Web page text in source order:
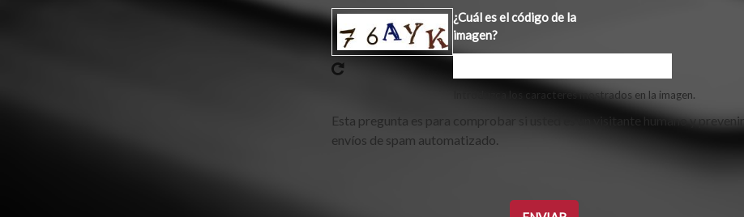
¿Cuál es el código de la
imagen?
Introduzca los caracteres mostrados en la imagen.
Esta pregunta es para comprobar si usted es un visitante humano y
envíos de spam automatizado.